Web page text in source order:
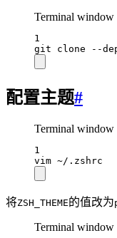
Terminal window
1
git
clone --
配置主题#
Terminal window
1
vim ~/.zshrc
将ZSH_THEME的值改为
Terminal window